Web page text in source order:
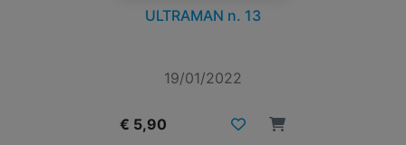
ULTRAMAN n. 13
19/01/2022
€ 5,90